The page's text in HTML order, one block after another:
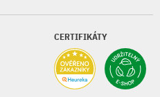
CERTIFIKÁTY